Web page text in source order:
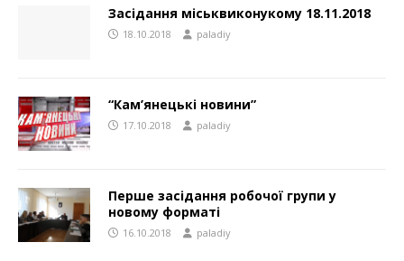
Засідання міськвиконукому 18.11.2018
18.10.2018 paladiy
“Кам’янецькі новини”
17.10.2018 paladiy
Перше засідання робочої групи у
новому форматі
16.10.2018 paladiy